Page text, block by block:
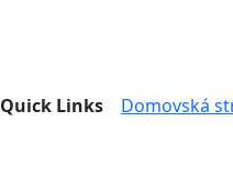
Quick Links Domovská